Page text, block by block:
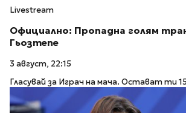
Livestream
Официално: Пропадна голям
Гьозтепе
3 август, 22:15
Гласувай за Играч на мача. Остават ти